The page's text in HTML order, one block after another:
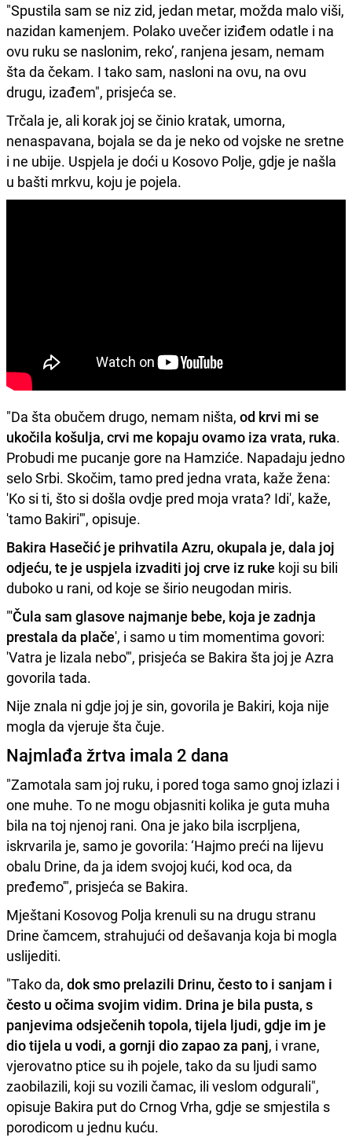
"Spustila sam se niz zid, jedan metar, možda malo viši,
nazidan kamenjem. Polako uvečer iziđem odatle i na
ovu ruku se naslonim, reko’, ranjena jesam, nemam
šta da čekam. I tako sam, nasloni na ovu, na ovu
drugu, izađem", prisjeća se.
Trčala je, ali korak joj se činio kratak, umorna,
nenaspavana, bojala se da je neko od vojske ne sretne
i ne ubije. Uspjela je doći u Kosovo Polje, gdje je našla
u bašti mrkvu, koju je pojela.
"Da šta obučem drugo, nemam ništa, od krvi mi se
ukočila košulja, crvi me kopaju ovamo iza vrata, ruka.
Probudi me pucanje gore na Hamziće. Napadaju jedno
selo Srbi. Skočim, tamo pred jedna vrata, kaže žena:
'Ko si ti, što si došla ovdje pred moja vrata? Idi', kaže,
'tamo Bakiri'", opisuje.
Bakira Hasečić je prihvatila Azru, okupala je, dala joj
odjeću, te je uspjela izvaditi joj crve iz ruke koji su bili
duboko u rani, od koje se širio neugodan miris.
"'Čula sam glasove najmanje bebe, koja je zadnja
prestala da plače', i samo u tim momentima govori:
'Vatra je lizala nebo'", prisjeća se Bakira šta joj je Azra
govorila tada.
Nije znala ni gdje joj je sin, govorila je Bakiri, koja nije
mogla da vjeruje šta čuje.
Najmlađa žrtva imala 2 dana
"Zamotala sam joj ruku, i pored toga samo gnoj izlazi i
one muhe. To ne mogu objasniti kolika je guta muha
bila na toj njenoj rani. Ona je jako bila iscrpljena,
iskrvarila je, samo je govorila: ‘Hajmo preći na lijevu
obalu Drine, da ja idem svojoj kući, kod oca, da
pređemo'", prisjeća se Bakira.
Mještani Kosovog Polja krenuli su na drugu stranu
Drine čamcem, strahujući od dešavanja koja bi mogla
uslijediti.
"Tako da, dok smo prelazili Drinu, često to i sanjam i
često u očima svojim vidim. Drina je bila pusta, s
panjevima odsječenih topola, tijela ljudi, gdje im je
dio tijela u vodi, a gornji dio zapao za panj, i vrane,
vjerovatno ptice su ih pojele, tako da su ljudi samo
zaobilazili, koji su vozili čamac, ili veslom odgurali",
opisuje Bakira put do Crnog Vrha, gdje se smjestila s
porodicom u jednu kuću.